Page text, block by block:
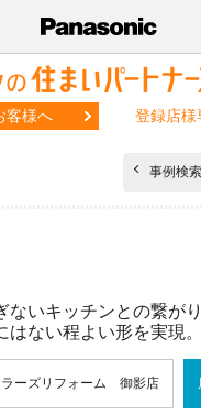
客様へ 登録店様
事例検
ないキッチンとの繋が
はない程よい形を実現。
ラーズリフォーム 御影店